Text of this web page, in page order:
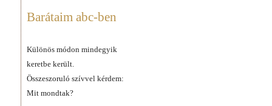
Barátaim abc-ben
Különös módon mindegyik
keretbe került.
Összeszoruló szívvel kérdem:
Mit mondtak?